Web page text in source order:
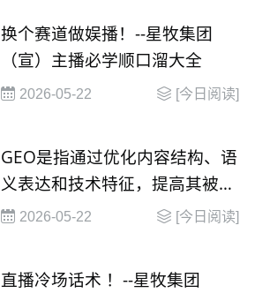
换个赛道做娱播！--星牧集团
（宣）主播必学顺口溜大全
2026-05-22 [今日阅读]
GEO是指通过优化内容结构、语
义表达和技术特征，提高其被大
语言模型（
2026-05-22 [今日阅读]
直播冷场话术 ！--星牧集团